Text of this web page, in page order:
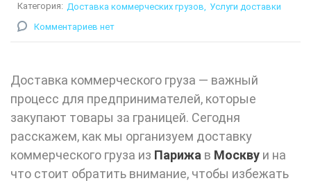
Категория: Доставка коммерческих грузов
Услуги доставки
Комментариев нет
Доставка коммерческого груза — важный
процесс для предпринимателей, которые
закупают товары за границей. Сегодня
расскажем, как мы организуем доставку
коммерческого груза из Парижа в Москву и на
что стоит обратить внимание, чтобы избежать